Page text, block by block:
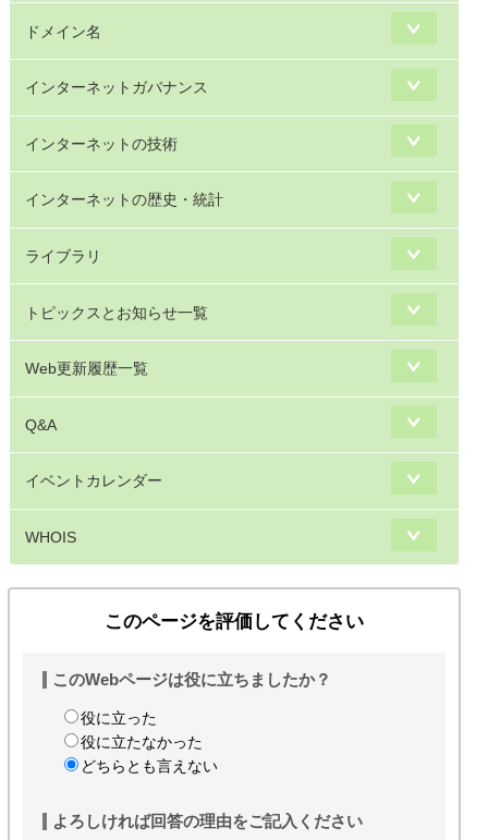
ドメイン名
インターネットガバナンス
インターネットの技術
インターネットの歴史・統計
ライブラリ
トピックスとお知らせ一覧
Web更新履歴一覧
Q&A
イベントカレンダー
WHOIS
このページを評価してください
このWebページは役に立ちましたか？
役に立った
役に立たなかった
どちらとも言えない
よろしければ回答の理由をご記入ください